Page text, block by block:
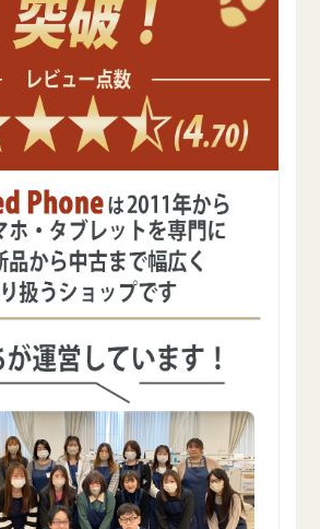
ー
の
を
や
す